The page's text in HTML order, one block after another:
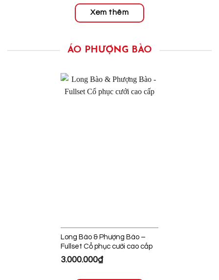
Xem thêm
ÁO PHƯỢNG BÀO
Long Bào & Phượng Bào –
Fullset Cổ phục cưới cao cấp
3.000.000₫